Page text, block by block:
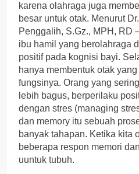
karena olahraga juga
besar untuk otak. Menurut
Penggalih, S.Gz., MPH, RD
ibu hamil yang berolahraga
positif pada kognisi bayi.
hanya membentuk otak
fungsinya. Orang yang
lebih bagus, berperilaku
dengan stres (managing
dan memory itu sebuah
banyak tahapan. Ketika kita
beberapa respon memori
uuntuk tubuh.